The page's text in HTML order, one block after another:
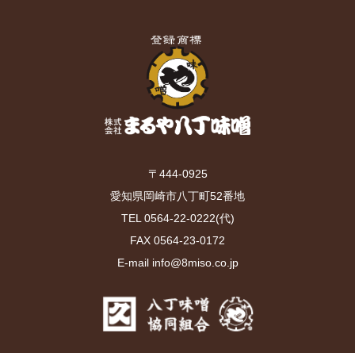
〒444-0925
愛知県岡崎市八丁町52番地
TEL 0564-22-0222(代)
FAX 0564-23-0172
E-mail info@8miso.co.jp